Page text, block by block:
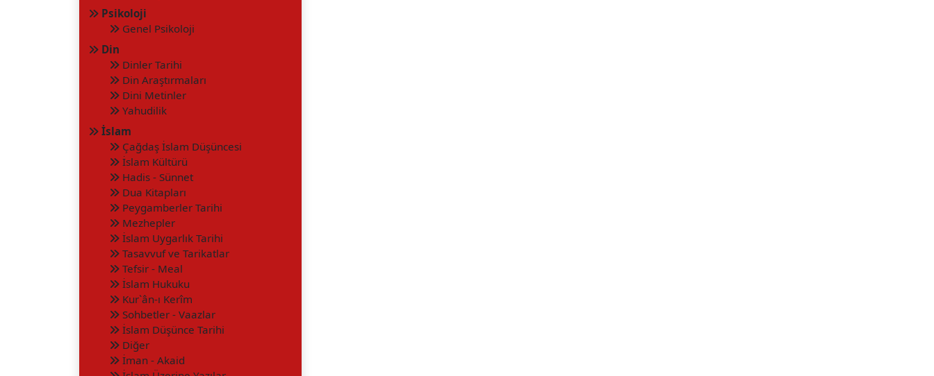
Psikoloji
Genel Psikoloji
Din
Dinler Tarihi
Din Araştırmaları
Dini Metinler
Yahudilik
İslam
Çağdaş İslam Düşüncesi
İslam Kültürü
Hadis - Sünnet
Dua Kitapları
Peygamberler Tarihi
Mezhepler
İslam Uygarlık Tarihi
Tasavvuf ve Tarikatlar
Tefsir - Meal
İslam Hukuku
Kur`ân-ı Kerîm
Sohbetler - Vaazlar
İslam Düşünce Tarihi
Diğer
İman - Akaid